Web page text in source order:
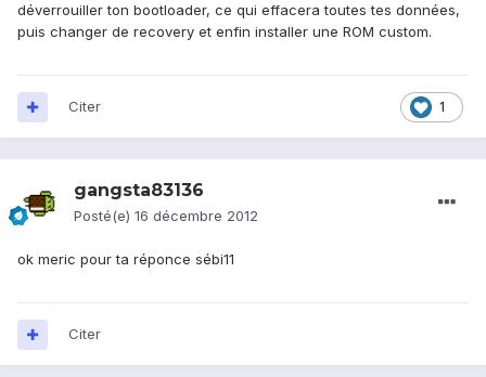
déverrouiller ton bootloader, ce qui effacera toutes tes données,
puis changer de recovery et enfin installer une ROM custom.
1
Citer
gangsta83136
Posté(e) 16 décembre 2012
ok meric pour ta réponce sébi11
Citer